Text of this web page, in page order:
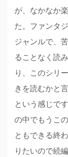
が、なかなか
た。ファンタ
ジャンルで、
ることなく読
り、このシリ
きを読むかと
という感じで
の中でもうこ
ともできる終
りたいので続